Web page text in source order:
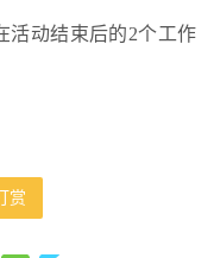
活动结束后的2个工作
赏